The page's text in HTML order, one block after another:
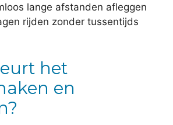
lange afstanden afleggen
rijden zonder tussentijds
het
en